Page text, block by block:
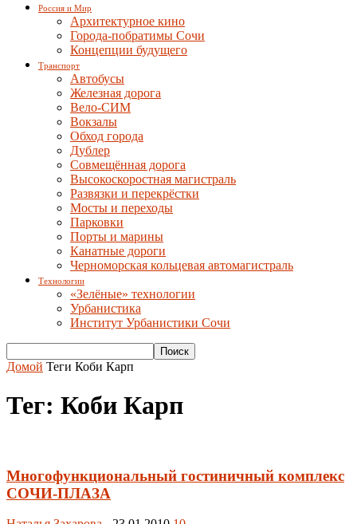
Россия и Мир
Архитектурное кино
Города-побратимы Сочи
Концепции будущего
Транспорт
Автобусы
Железная дорога
Вело-СИМ
Вокзалы
Обход города
Дублер
Совмещённая дорога
Высокоскоростная магистраль
Развязки и перекрёстки
Мосты и переходы
Парковки
Порты и марины
Канатные дороги
Черноморская кольцевая автомагистраль
Технологии
«Зелёные» технологии
Урбанистика
Институт Урбанистики Сочи
Домой Теги Коби Карп
Тег: Коби Карп
Многофункциональный гостиничный комплекс
СОЧИ-ПЛАЗА